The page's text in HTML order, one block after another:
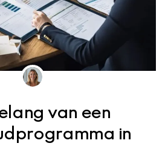
van een
in